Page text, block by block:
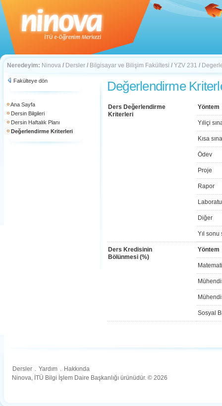
Neredeyim: Ninova / Dersler / Bilgisayar ve Bilişim Fakültesi / YZV 231 /
Fakülteye dön
Ana Sayfa
Dersin Bilgileri
Dersin Haftalık Planı
Değerlendirme Kriterleri
Değerlendirme
Ders Değerlendirme
Kriterleri
Yöntem
Yıliçi
Kısa
Ödev
Proje
Rapor
Diğer
Yıl sonu
Ders Kredisinin
Bölünmesi (%)
Yöntem
Sosyal
Dersler . Yardım . Hakkında
Ninova, İTÜ Bilgi İşlem Daire Başkanlığı ürünüdür. © 2026